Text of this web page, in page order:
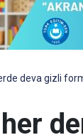
deva gizli